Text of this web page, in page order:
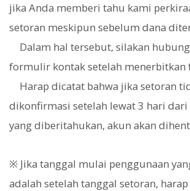
jika Anda memberi tahu kami
setoran meskipun sebelum dana
Dalam hal tersebut, silakan
formulir kontak setelah menerbitkan
Harap dicatat bahwa jika setoran
dikonfirmasi setelah lewat 3 hari dari
yang diberitahukan, akun akan
※ Jika tanggal mulai penggunaan
adalah setelah tanggal setoran,